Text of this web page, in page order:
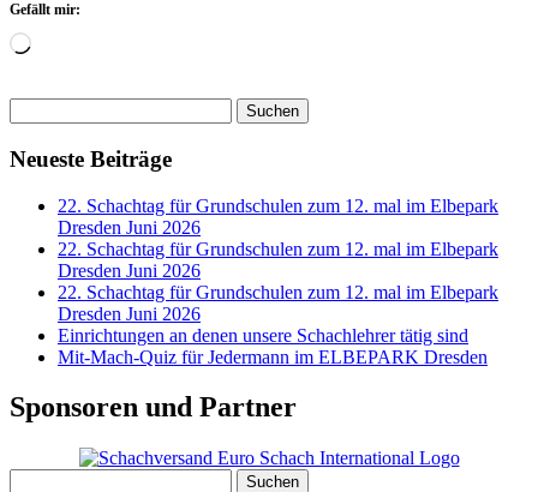
Gefällt mir:
Wird
nach:
Neueste Beiträge
22. Schachtag für Grundschulen zum 12. mal im Elbepark
Dresden Juni 2026
22. Schachtag für Grundschulen zum 12. mal im Elbepark
Dresden Juni 2026
22. Schachtag für Grundschulen zum 12. mal im Elbepark
Dresden Juni 2026
Einrichtungen an denen unsere Schachlehrer tätig sind
Mit-Mach-Quiz für Jedermann im ELBEPARK Dresden
Sponsoren und Partner